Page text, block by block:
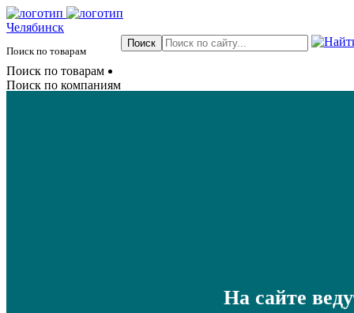
Челябинск
Поиск по товарам
Поиск по товарам
Поиск по компаниям
На сайте